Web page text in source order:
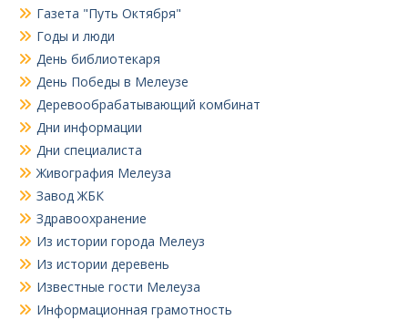
Газета "Путь Октября"
Годы и люди
День библиотекаря
День Победы в Мелеузе
Деревообрабатывающий комбинат
Дни информации
Дни специалиста
Живография Мелеуза
Завод ЖБК
Здравоохранение
Из истории города Мелеуз
Из истории деревень
Известные гости Мелеуза
Информационная грамотность